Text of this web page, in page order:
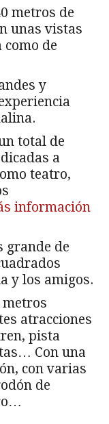
metros de
unas vistas
como de
y
total de
a
teatro,
información
grande de
y los amigos.
metros
atracciones
pista
Con una
con varias
de